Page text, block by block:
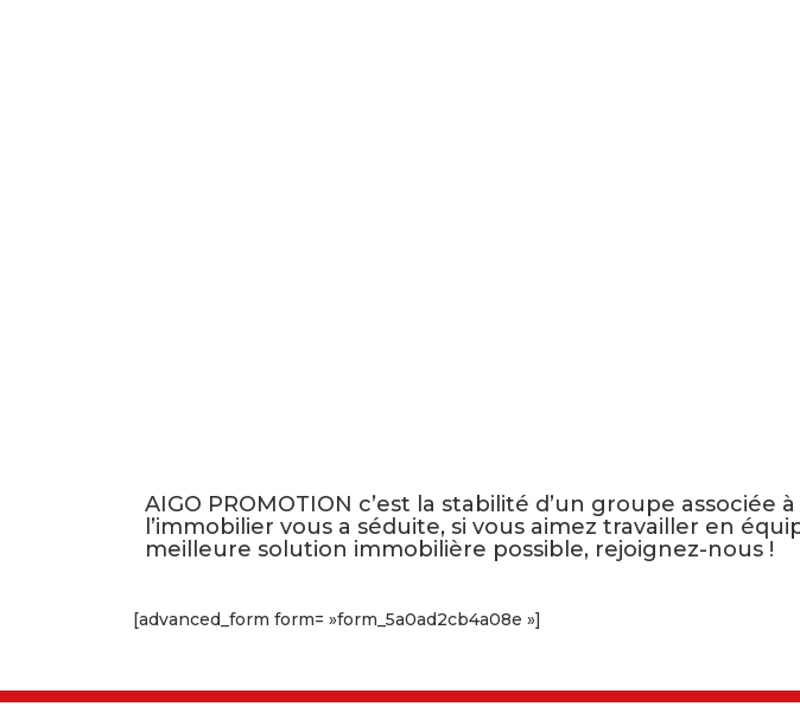
AIGO PROMOTION c’est la stabilité d’un groupe
l’immobilier vous a séduite, si vous aimez travailler en
meilleure solution immobilière possible, rejoignez-nous !
[advanced_form form= »form_5a0ad2cb4a08e »]